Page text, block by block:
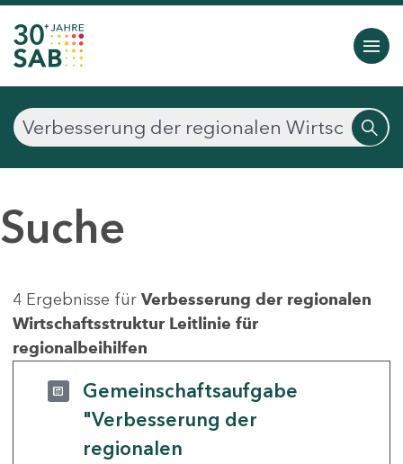
Suche
4 Ergebnisse für Verbesserung der regionalen
Wirtschaftsstruktur Leitlinie für
regionalbeihilfen
Gemeinschaftsaufgabe
"Verbesserung der
regionalen